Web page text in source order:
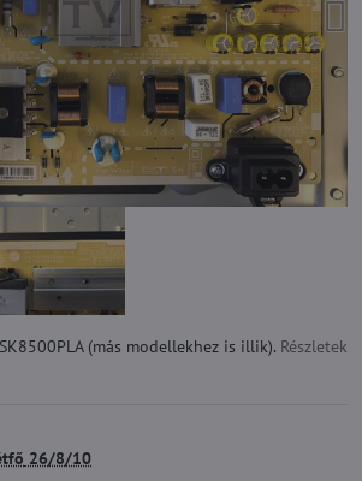
(más modellekhez is illik). Részletek
26/8/10